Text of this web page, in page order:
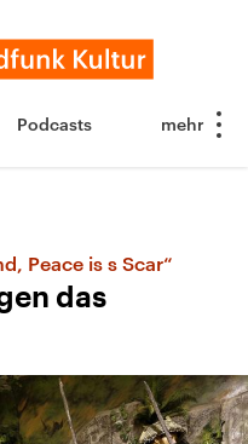
Podcasts
Peace is s Scar“
das